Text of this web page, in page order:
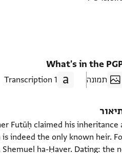
What's in the
תמונה 1 Transcription
Futūḥ claimed his inheritance
indeed the only known heir.
ha-Ḥaver. Dating: the